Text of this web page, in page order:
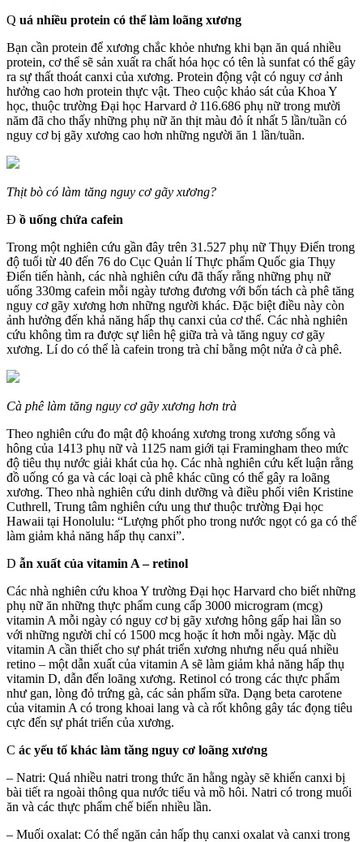
Q uá nhiều protein có thể làm loãng xương
Bạn cần protein để xương chắc khỏe nhưng khi bạn ăn quá nhiều
protein, cơ thể sẽ sản xuất ra chất hóa học có tên là sunfat có thể gây
ra sự thất thoát canxi của xương. Protein động vật có nguy cơ ảnh
hưởng cao hơn protein thực vật. Theo cuộc khảo sát của Khoa Y
học, thuộc trường Đại học Harvard ở 116.686 phụ nữ trong mười
năm đã cho thấy những phụ nữ ăn thịt màu đỏ ít nhất 5 lần/tuần có
nguy cơ bị gãy xương cao hơn những người ăn 1 lần/tuần.
Thịt bò có làm tăng nguy cơ gãy xương?
Đ ồ uống chứa cafein
Trong một nghiên cứu gần đây trên 31.527 phụ nữ Thụy Điển trong
độ tuổi từ 40 đến 76 do Cục Quản lí Thực phẩm Quốc gia Thụy
Điển tiến hành, các nhà nghiên cứu đã thấy rằng những phụ nữ
uống 330mg cafein mỗi ngày tương đương với bốn tách cà phê tăng
nguy cơ gãy xương hơn những người khác. Đặc biệt điều này còn
ảnh hưởng đến khả năng hấp thụ canxi của cơ thể. Các nhà nghiên
cứu không tìm ra được sự liên hệ giữa trà và tăng nguy cơ gãy
xương. Lí do có thể là cafein trong trà chỉ bằng một nửa ở cà phê.
Cà phê làm tăng nguy cơ gãy xương hơn trà
Theo nghiên cứu đo mật độ khoáng xương trong xương sống và
hông của 1413 phụ nữ và 1125 nam giới tại Framingham theo mức
độ tiêu thụ nước giải khát của họ. Các nhà nghiên cứu kết luận rằng
đồ uống có ga và các loại cà phê khác cũng có thể gây ra loãng
xương. Theo nhà nghiên cứu dinh dưỡng và điều phối viên Kristine
Cuthrell, Trung tâm nghiên cứu ung thư thuộc trường Đại học
Hawaii tại Honolulu: “Lượng phốt pho trong nước ngọt có ga có thể
làm giảm khả năng hấp thụ canxi”.
D ẫn xuất của vitamin A – retinol
Các nhà nghiên cứu khoa Y trường Đại học Harvard cho biết những
phụ nữ ăn những thực phẩm cung cấp 3000 microgram (mcg)
vitamin A mỗi ngày có nguy cơ bị gãy xương hông gấp hai lần so
với những người chỉ có 1500 mcg hoặc ít hơn mỗi ngày. Mặc dù
vitamin A cần thiết cho sự phát triển xương nhưng nếu quá nhiều
retino – một dẫn xuất của vitamin A sẽ làm giảm khả năng hấp thụ
vitamin D, dẫn đến loãng xương. Retinol có trong các thực phẩm
như gan, lòng đỏ trứng gà, các sản phẩm sữa. Dạng beta carotene
của vitamin A có trong khoai lang và cà rốt không gây tác đọng tiêu
cực đến sự phát triển của xương.
C ác yếu tố khác làm tăng nguy cơ loãng xương
– Natri: Quá nhiều natri trong thức ăn hằng ngày sẽ khiến canxi bị
bài tiết ra ngoài thông qua nước tiểu và mồ hôi. Natri có trong muối
ăn và các thực phẩm chế biến nhiều lần.
– Muối oxalat: Có thể ngăn cản hấp thụ canxi oxalat và canxi trong